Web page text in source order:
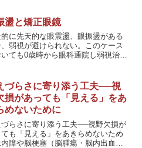
中の眼鏡のアイポイントが低すぎ
め適正に合わせ...
盪と矯正眼鏡
に先天的な眼震盪、眼振盪がある
弱視が避けられない。このケース
いても0歳時から眼科通院し弱視治療
は内斜視・斜位が生じている場合が
で、斜位の測定は必須。検査時ソ
ンタクトを装着していたため、角
膨潤していたりし革新が持てない
遠方からご来店の為暫定的に本人が
リ見えるようになったというので
定し眼鏡受注。
づらさに寄り添う工夫──視
損があっても「見える」をあ
めないために
づらさに寄り添う工夫──視野欠損が
ても「見える」をあきらめないため
障や脳梗塞（脳腫瘍・脳内出血な